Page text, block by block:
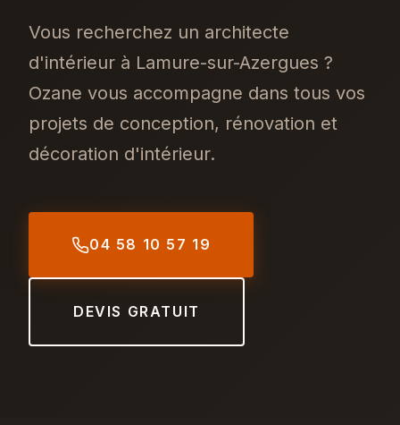
Vous recherchez un architecte
d'intérieur à Lamure-sur-Azergues ?
Ozane vous accompagne dans tous vos
projets de conception, rénovation et
décoration d'intérieur.
04 58 10 57 19
DEVIS GRATUIT